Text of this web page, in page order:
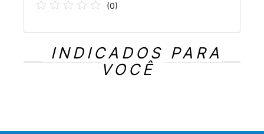
(0)
INDICADOS PARA
VOCÊ